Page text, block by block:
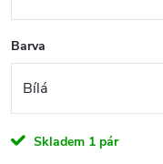
Barva
Skladem 1 pár